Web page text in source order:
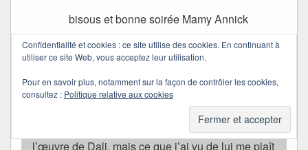
bisous et bonne soirée Mamy Annick
Quichottine
« Il faut de tout pour faire un monde »…
Il faudrait que je me penche davantage sur
l’œuvre de Dali, mais ce que j’ai vu de lui me plaît
Confidentialité et cookies : ce site utilise des cookies. En continuant à
utiliser ce site Web, vous acceptez leur utilisation.
Pour en savoir plus, notamment sur la façon de contrôler les cookies,
consultez : Politique relative aux cookies